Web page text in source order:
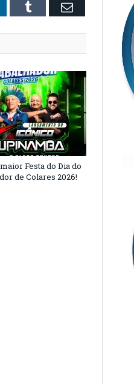
Tumblr Email
Festa do Dia do
de Colares 2026!